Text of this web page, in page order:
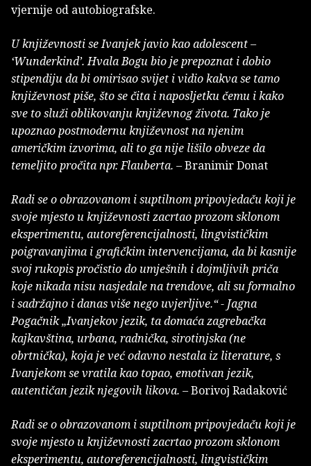
vjernije od autobiografske.
U književnosti se Ivanjek javio kao adolescent –
‘Wunderkind’. Hvala Bogu bio je prepoznat i dobio
stipendiju da bi omirisao svijet i vidio kakva se tamo
književnost piše, što se čita i naposljetku čemu i kako
sve to služi oblikovanju književnog života. Tako je
upoznao postmodernu književnost na njenim
američkim izvorima, ali to ga nije lišilo obveze da
temeljito pročita npr. Flauberta. – Branimir Donat
Radi se o obrazovanom i suptilnom pripovjedaču koji je
svoje mjesto u književnosti zacrtao prozom sklonom
eksperimentu, autoreferencijalnosti, lingvističkim
poigravanjima i grafičkim intervencijama, da bi kasnije
svoj rukopis pročistio do umješnih i dojmljivih priča
koje nikada nisu nasjedale na trendove, ali su formalno
i sadržajno i danas više nego uvjerljive.“ - Jagna
Pogačnik „Ivanjekov jezik, ta domaća zagrebačka
kajkavština, urbana, radnička, sirotinjska (ne
obrtnička), koja je već odavno nestala iz literature, s
Ivanjekom se vratila kao topao, emotivan jezik,
autentičan jezik njegovih likova. – Borivoj Radaković
Radi se o obrazovanom i suptilnom pripovjedaču koji je
svoje mjesto u književnosti zacrtao prozom sklonom
eksperimentu, autoreferencijalnosti, lingvističkim